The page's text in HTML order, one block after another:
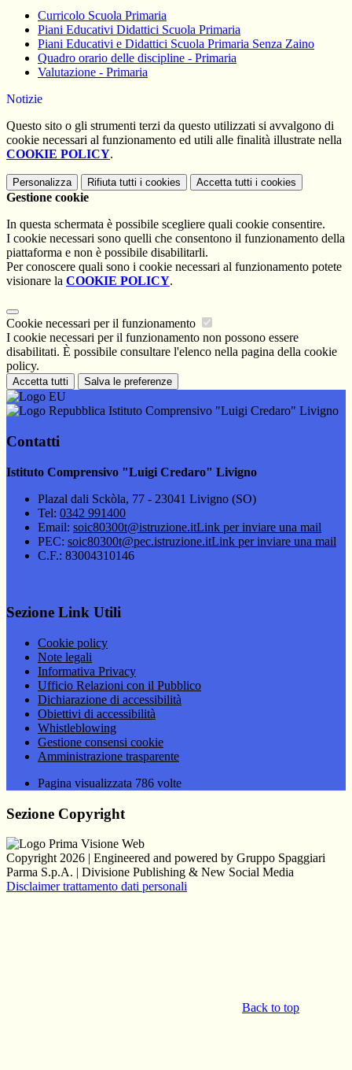
Curricolo Scuola Primaria
Piani Educativi Didattici Scuola Primaria
Piani Educativi e Didattici Scuola Primaria Senza Zaino
Quadro orario delle discipline - Primaria
Valutazione - Primaria
Notizie
Questo sito o gli strumenti terzi da questo utilizzati si avvalgono di
cookie necessari al funzionamento ed utili alle finalità illustrate nella
COOKIE POLICY.
Personalizza Rifiuta tutti i cookies Accetta tutti i cookies
Gestione cookie
In questa schermata è possibile scegliere quali cookie consentire.
I cookie necessari sono quelli che consentono il funzionamento della
piattaforma e non è possibile disabilitarli.
Per conoscere quali sono i cookie necessari al funzionamento potete
visionare la COOKIE POLICY.
Cookie necessari per il funzionamento
I cookie necessari per il funzionamento non possono essere
disabilitati. È possibile consultare l'elenco nella pagina della cookie
policy.
Accetta tutti Salva le preferenze
Istituto Comprensivo "Luigi Credaro" Livigno
Contatti
Istituto Comprensivo "Luigi Credaro" Livigno
Plazal dali Sckòla, 77 - 23041 Livigno (SO)
Tel: 0342 991400
Email: soic80300t@istruzione.itLink per inviare una mail
PEC: soic80300t@pec.istruzione.itLink per inviare una mail
C.F.: 83004310146
Sezione Link Utili
Cookie policy
Note legali
Informativa Privacy
Ufficio Relazioni con il Pubblico
Dichiarazione di accessibilità
Obiettivi di accessibilità
Whistleblowing
Gestione consensi cookie
Amministrazione trasparente
Pagina visualizzata 786 volte
Sezione Copyright
Copyright 2026 | Engineered and powered by Gruppo Spaggiari
Parma S.p.A. | Divisione Publishing & New Social Media
Disclaimer trattamento dati personali
Back to top